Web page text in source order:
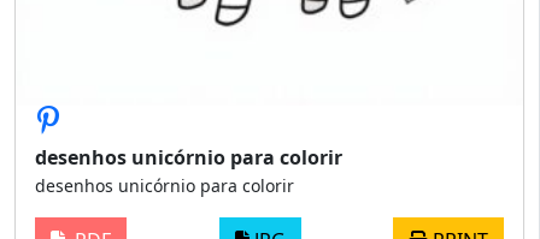
desenhos unicórnio para colorir
desenhos unicórnio para colorir